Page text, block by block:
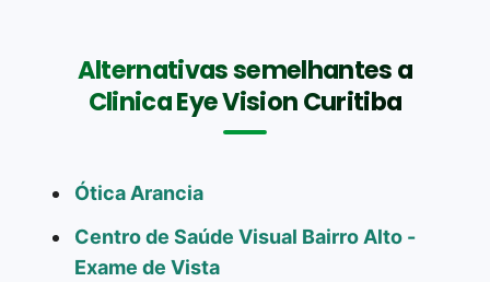
Alternativas semelhantes a
Clinica Eye Vision Curitiba
Ótica Arancia
Centro de Saúde Visual Bairro Alto -
Exame de Vista